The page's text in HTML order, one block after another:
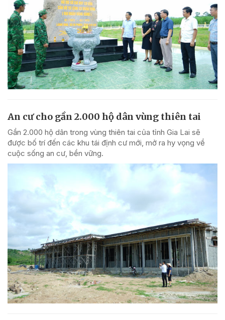
An cư cho gần 2.000 hộ dân vùng thiên tai
Gần 2.000 hộ dân trong vùng thiên tai của tỉnh Gia Lai sẽ
được bố trí đến các khu tái định cư mới, mở ra hy vọng về
cuộc sống an cư, bền vững.